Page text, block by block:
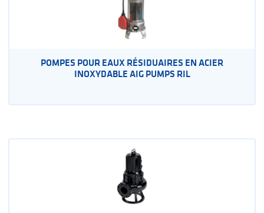
POMPES POUR EAUX RÉSIDUAIRES EN ACIER
INOXYDABLE AIG PUMPS RIL